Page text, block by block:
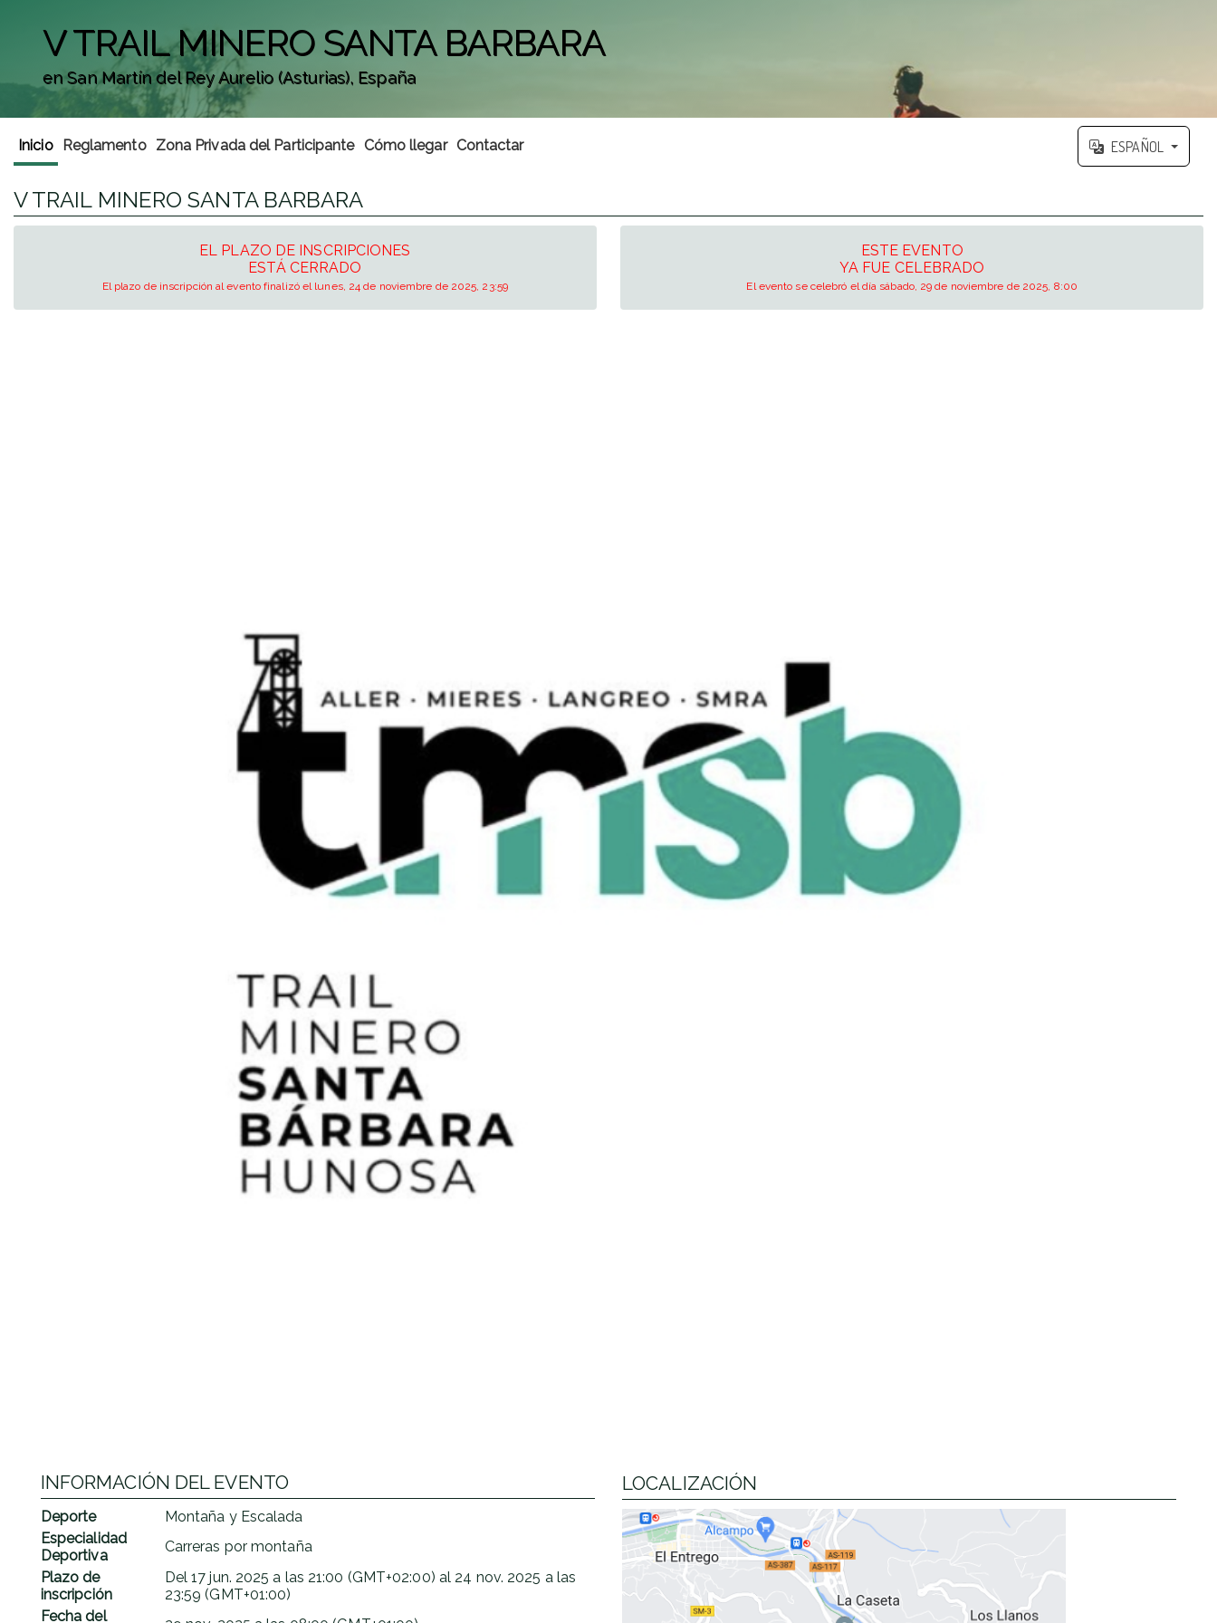
V TRAIL MINERO SANTA BARBARA
en San Martín del Rey Aurelio (Asturias), España
Inicio Reglamento Zona Privada del Participante Cómo llegar Contactar ESPAÑOL
V TRAIL MINERO SANTA BARBARA
EL PLAZO DE INSCRIPCIONES
ESTÁ CERRADO
El plazo de inscripción al evento finalizó el lunes, 24 de noviembre de 2025, 23:59
ESTE EVENTO
YA FUE CELEBRADO
El evento se celebró el día sábado, 29 de noviembre de 2025, 8:00
INFORMACIÓN DEL EVENTO
Deporte
Montaña y Escalada
Especialidad
Deportiva
Carreras por montaña
Plazo de
inscripción
Del17 jun. 2025 a las 21:00 (GMT+02:00) al 24 nov. 2025 a las
23:59 (GMT+01:00)
Fecha del
LOCALIZACIÓN